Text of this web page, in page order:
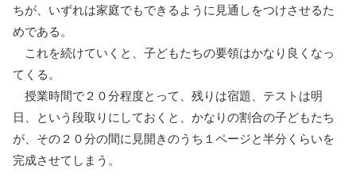
ちが、いずれは家庭でもできるように見通しをつけさせるた
めである。
これを続けていくと、子どもたちの要領はかなり良くなっ
てくる。
授業時間で２０分程度とって、残りは宿題、テストは明
日、という段取りにしておくと、かなりの割合の子どもたち
が、その２０分の間に見開きのうち１ページと半分くらいを
完成させてしまう。